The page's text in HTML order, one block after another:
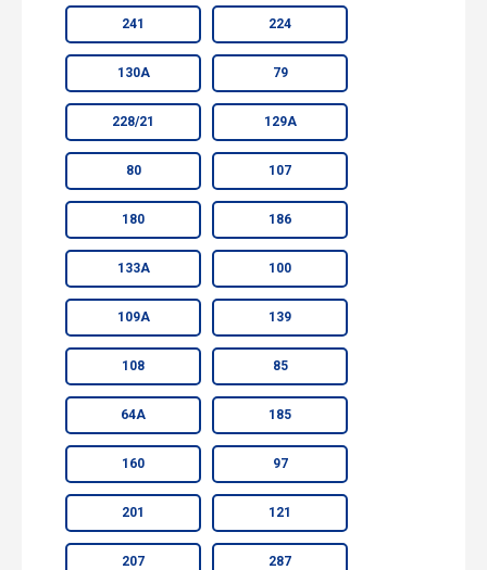
241 224
130А 79
228/21 129А
80 107
180 186
133А 100
109А 139
108 85
64А 185
160 97
201 121
207 287